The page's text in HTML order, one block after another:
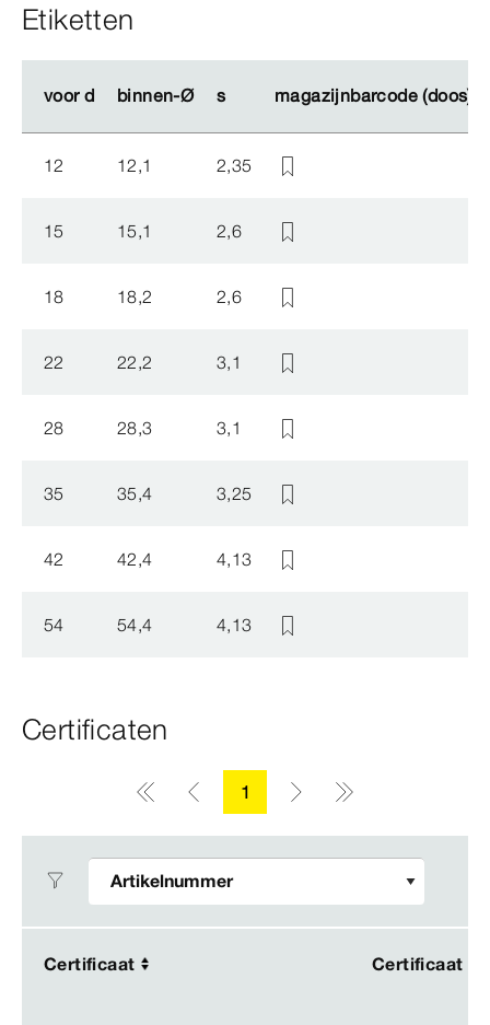
Etiketten
voor d binnen-Ø s magazijnbarcode (doos)
voor d binnen-Ø s magazijnbarcode (doos)
12 12,1 2,35
15 15,1 2,6
18 18,2 2,6
22 22,2 3,1
28 28,3 3,1
35 35,4 3,25
42 42,4 4,13
54 54,4 4,13
Certificaten
1
Certificaat Certificaat
Certificaat Certificaat